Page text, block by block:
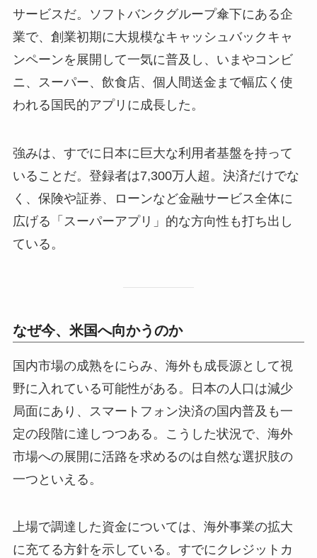
サービスだ。ソフトバンクグループ傘下にある企
業で、創業初期に大規模なキャッシュバックキャ
ンペーンを展開して一気に普及し、いまやコンビ
ニ、スーパー、飲食店、個人間送金まで幅広く使
われる国民的アプリに成長した。
強みは、すでに日本に巨大な利用者基盤を持って
いることだ。登録者は7,300万人超。決済だけでな
く、保険や証券、ローンなど金融サービス全体に
広げる「スーパーアプリ」的な方向性も打ち出し
ている。
なぜ今、米国へ向かうのか
国内市場の成熟をにらみ、海外も成長源として視
野に入れている可能性がある。日本の人口は減少
局面にあり、スマートフォン決済の国内普及も一
定の段階に達しつつある。こうした状況で、海外
市場への展開に活路を求めるのは自然な選択肢の
一つといえる。
上場で調達した資金については、海外事業の拡大
に充てる方針を示している。すでにクレジットカ